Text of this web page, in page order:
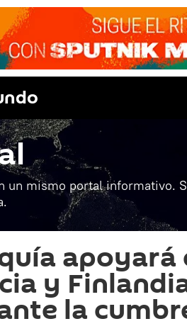
un mismo portal informativo.
apoyará
y
la